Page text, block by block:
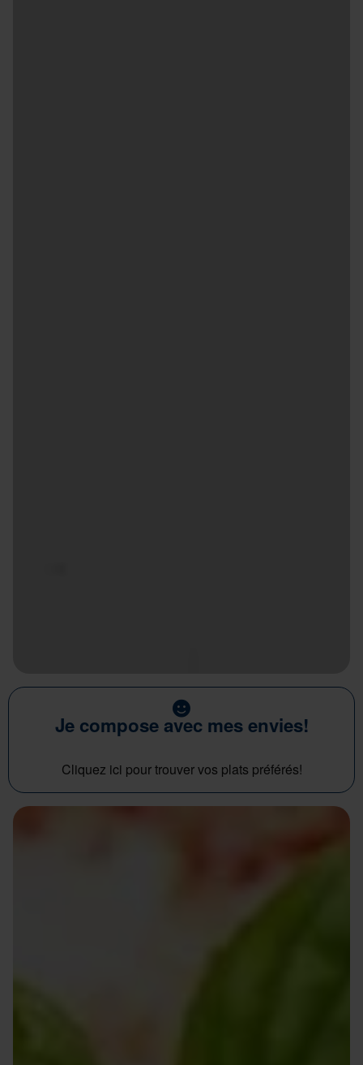
Je compose avec mes envies!
Cliquez ici pour trouver vos plats préférés!